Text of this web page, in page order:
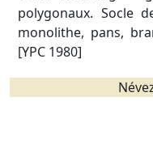
polygonaux. Socle
monolithe, pans,
[YPC 1980]